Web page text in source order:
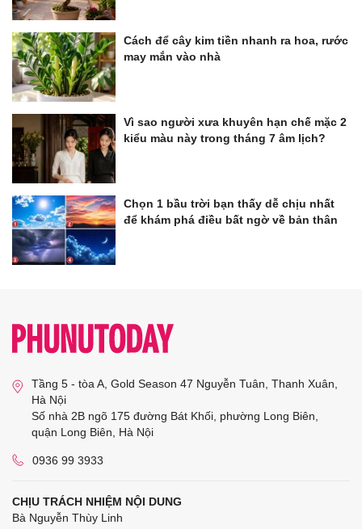
Cách để cây kim tiền nhanh ra hoa, rước
may mắn vào nhà
Vì sao người xưa khuyên hạn chế mặc 2
kiểu màu này trong tháng 7 âm lịch?
Chọn 1 bầu trời bạn thấy dễ chịu nhất
để khám phá điều bất ngờ về bản thân
Tầng 5 - tòa A, Gold Season 47 Nguyễn Tuân, Thanh Xuân,
Hà Nội
Số nhà 2B ngõ 175 đường Bát Khối, phường Long Biên,
quận Long Biên, Hà Nội
0936 99 3933
CHỊU TRÁCH NHIỆM NỘI DUNG
Bà Nguyễn Thùy Linh